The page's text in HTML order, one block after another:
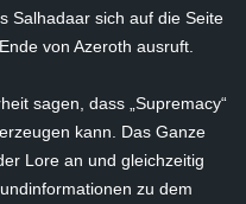
Salhadaar sich auf die Seite
von Azeroth ausruft.
sagen, dass „Supremacy“
kann. Das Ganze
Lore an und gleichzeitig
zu dem